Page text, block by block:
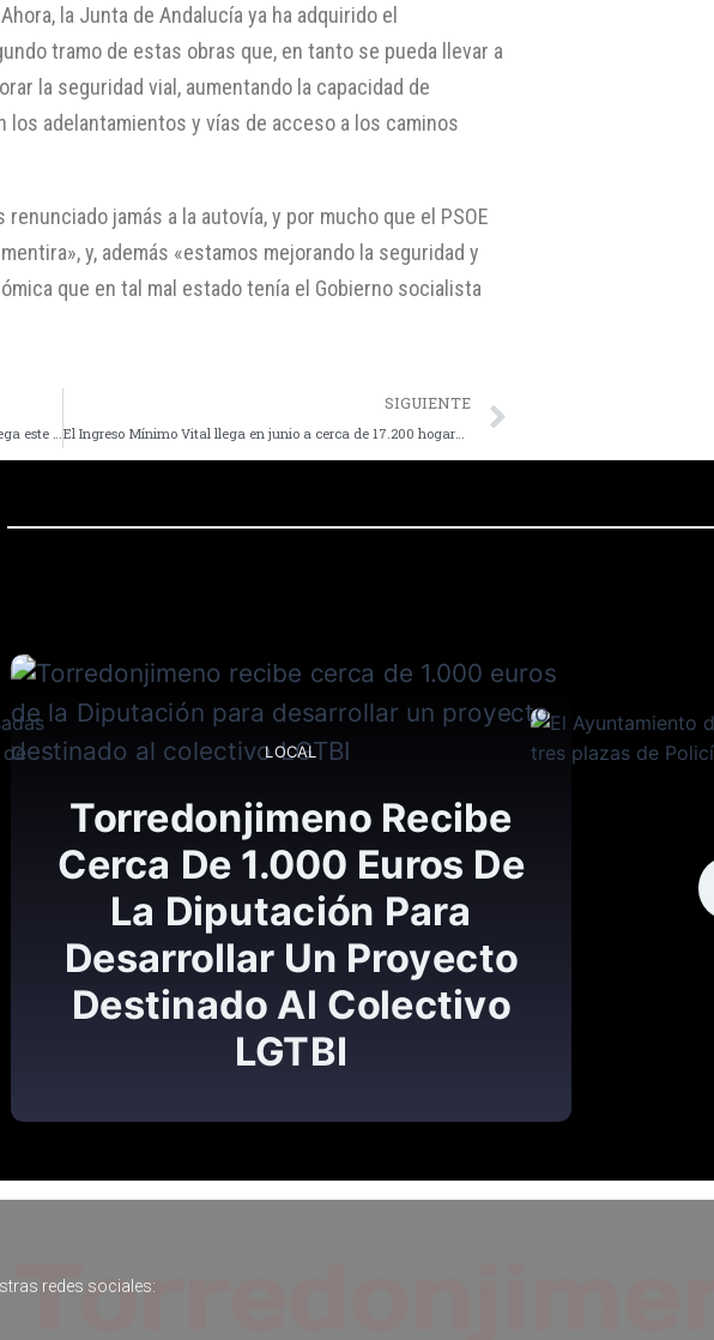
la Junta de Andalucía ya ha adquirido el
tramo de estas obras que, en tanto se pueda llevar a
la seguridad vial, aumentando la capacidad de
adelantamientos y vías de acceso a los caminos
jamás a la autovía, y por mucho que el PSOE
y, además «estamos mejorando la seguridad y
que en tal mal estado tenía el Gobierno socialista
SIGUIENTE
El Ayuntamiento De
Policía Local
redes sociales: